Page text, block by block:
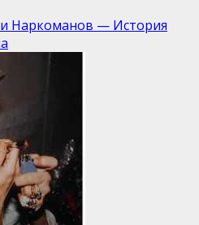
Наркоманов — История